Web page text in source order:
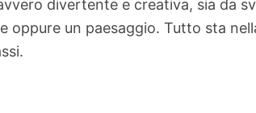
divertente e creativa, sia da
oppure un paesaggio. Tutto sta